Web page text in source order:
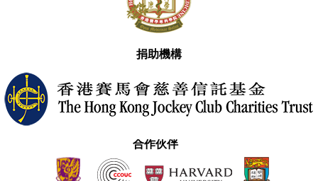
捐助機構
合作伙伴